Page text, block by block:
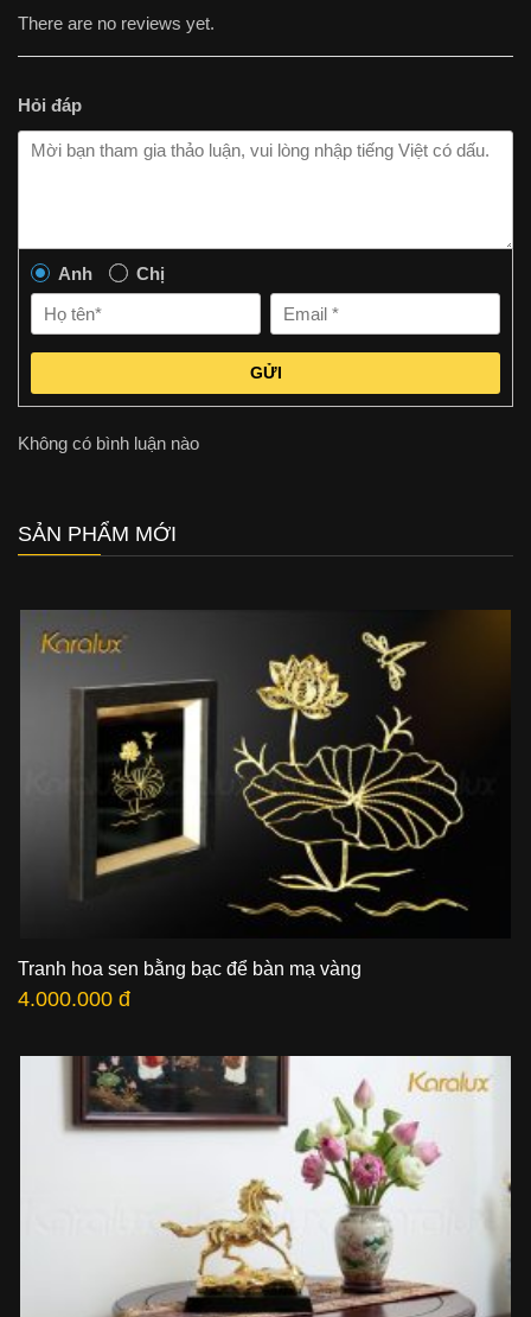
There are no reviews yet.
Hỏi đáp
Anh Chị
GỬI
Không có bình luận nào
SẢN PHẨM MỚI
Tranh hoa sen bằng bạc để bàn mạ vàng
4.000.000 đ